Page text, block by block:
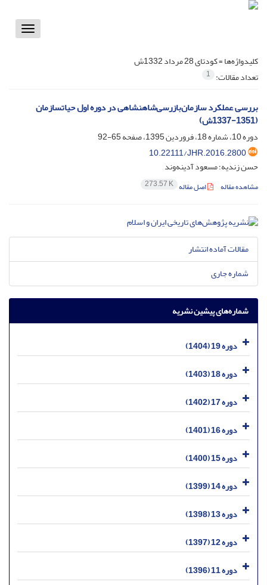
Toggle
کلیدواژه‌ها =کودتای 28 مرداد 1332ش
تعداد مقالات: 1
بررسی عملکرد سازمان‌بازرسی‌شاهنشاهی در دوره اول حیاتسازمان
(1351-1337ش)
دوره 10، شماره 18، فروردین 1395، صفحه
65-92
10.22111/JHR.2016.2800
حسن زندیه؛ مسعود آدینه‌وند
مشاهده مقاله اصل مقاله 273.57 K
مقالات آماده انتشار
شماره جاری
شماره‌های پیشین نشریه
دوره 19 (1404)
دوره 18 (1403)
دوره 17 (1402)
دوره 16 (1401)
دوره 15 (1400)
دوره 14 (1399)
دوره 13 (1398)
دوره 12 (1397)
دوره 11 (1396)